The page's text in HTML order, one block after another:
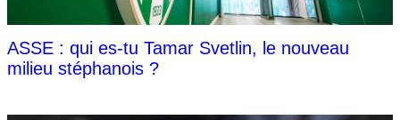
ASSE : qui es-tu Tamar Svetlin, le nouveau
milieu stéphanois ?